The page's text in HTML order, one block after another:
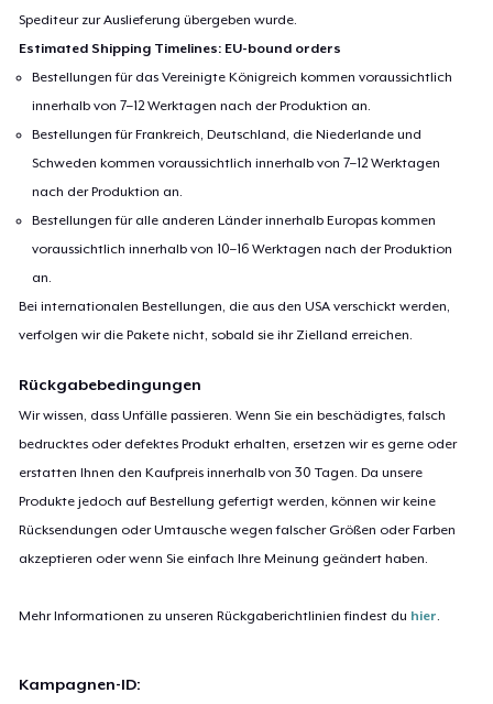
Spediteur zur Auslieferung übergeben wurde.
Estimated Shipping Timelines: EU-bound orders
Bestellungen für das Vereinigte Königreich kommen voraussichtlich
innerhalb von 7–12 Werktagen nach der Produktion an.
Bestellungen für Frankreich, Deutschland, die Niederlande und
Schweden kommen voraussichtlich innerhalb von 7–12 Werktagen
nach der Produktion an.
Bestellungen für alle anderen Länder innerhalb Europas kommen
voraussichtlich innerhalb von 10–16 Werktagen nach der Produktion
an.
Bei internationalen Bestellungen, die aus den USA verschickt werden,
verfolgen wir die Pakete nicht, sobald sie ihr Zielland erreichen.
Rückgabebedingungen
Wir wissen, dass Unfälle passieren. Wenn Sie ein beschädigtes, falsch
bedrucktes oder defektes Produkt erhalten, ersetzen wir es gerne oder
erstatten Ihnen den Kaufpreis innerhalb von 30 Tagen. Da unsere
Produkte jedoch auf Bestellung gefertigt werden, können wir keine
Rücksendungen oder Umtausche wegen falscher Größen oder Farben
akzeptieren oder wenn Sie einfach Ihre Meinung geändert haben.
Mehr Informationen zu unseren Rückgaberichtlinien findest du hier.
Kampagnen-ID: